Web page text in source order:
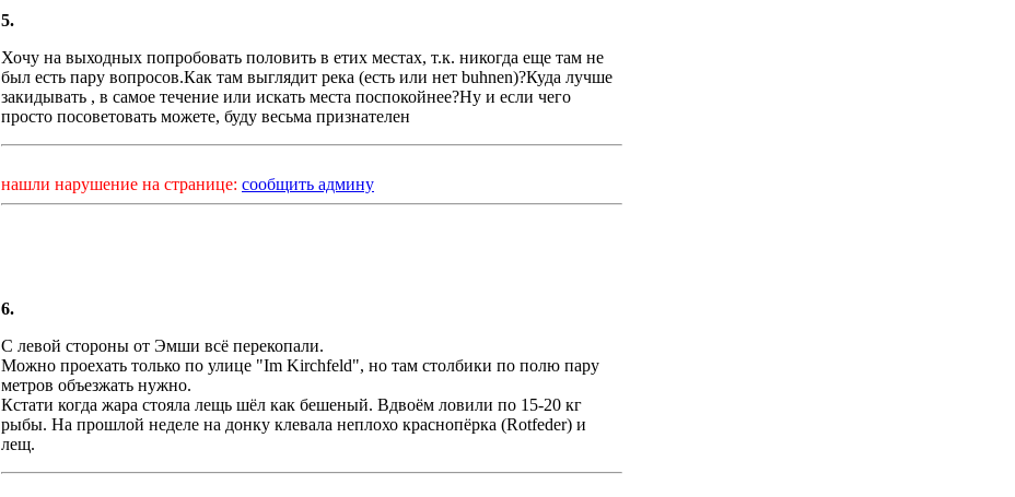
5.
Хочу на выходных попробовать половить в етих местах, т.к. никогда еще там не
был есть пару вопросов.Как там выглядит река (есть или нет buhnen)?Куда лучше
закидывать , в самое течение или искать места поспокойнее?Ну и если чего
просто посоветовать можете, буду весьма признателен
нашли нарушение на странице: сообщить админу
6.
С левой стороны от Эмши всё перекопали.
Можно проехать только по улице "Im Kirchfeld", но там столбики по полю пару
метров объезжать нужно.
Кстати когда жара стояла лещь шёл как бешеный. Вдвоём ловили по 15-20 кг
рыбы. На прошлой неделе на донку клевала неплохо краснопёрка (Rotfeder) и
лещ.